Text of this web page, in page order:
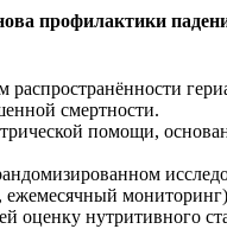
профилактики
распространённости
смертности.
помощи,
нутритивного